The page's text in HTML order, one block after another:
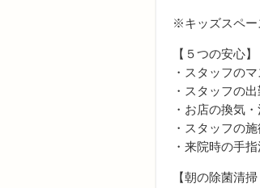
※キッズスペー
【５つの安心】
・スタッフの
・スタッフの
・お店の換気
・スタッフの
・来院時の手
【朝の除菌清